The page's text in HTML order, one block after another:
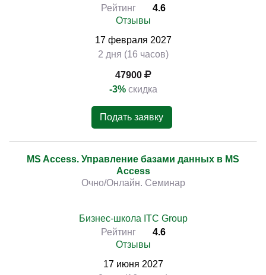
Рейтинг
4.6
Отзывы
17 февраля 2027
2 дня (16 часов)
47900
-3% скидка
Подать заявку
MS Access. Управление базами данных в MS
Access
Очно/Онлайн. Семинар
Бизнес-школа ITC Group
Рейтинг
4.6
Отзывы
17 июня 2027